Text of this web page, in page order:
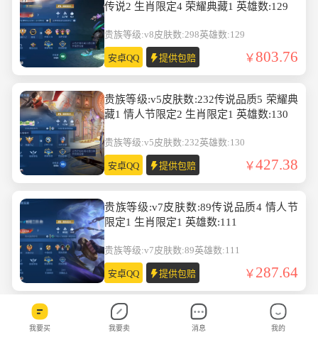
传说2 生肖限定4 荣耀典藏1 英雄数:129
贵族等级:v8皮肤数:298英雄数:129
安卓QQ 提供包赔 803.76
贵族等级:v5皮肤数:232传说品质5 荣耀典
藏1 情人节限定2 生肖限定1 英雄数:130
贵族等级:v5皮肤数:232英雄数:130
安卓QQ 提供包赔 427.38
贵族等级:v7皮肤数:89传说品质4 情人节
限定1 生肖限定1 英雄数:111
贵族等级:v7皮肤数:89英雄数:111
安卓QQ 提供包赔 287.64
贵族等级:v6皮肤数:143传说品质4 生肖限
定1 情人节限定1 荣耀典藏1 英雄数:127
我要买 我要卖 消息 我的